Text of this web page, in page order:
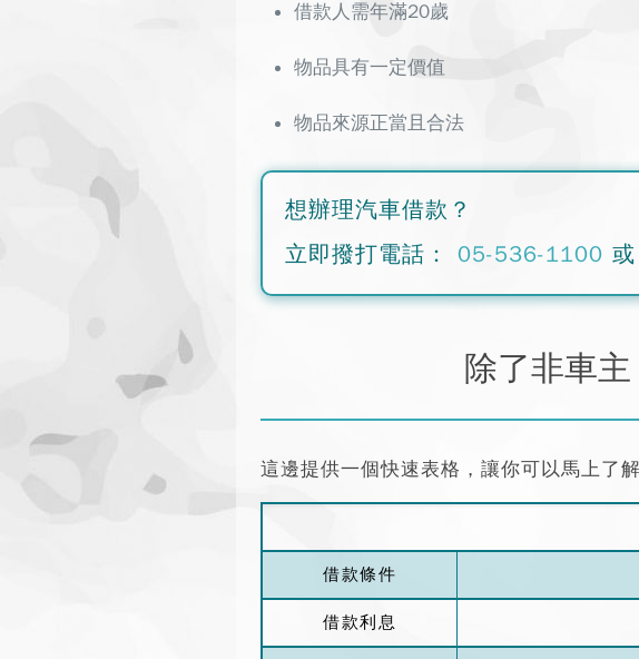
借款人需年滿20歲
物品具有一定價值
物品來源正當且合法
想辦理汽車借款？
立即撥打電話：
05-536-1100 或
除了非車
這邊提供一個快速表格，讓你可以馬上了
借款條件
借款利息